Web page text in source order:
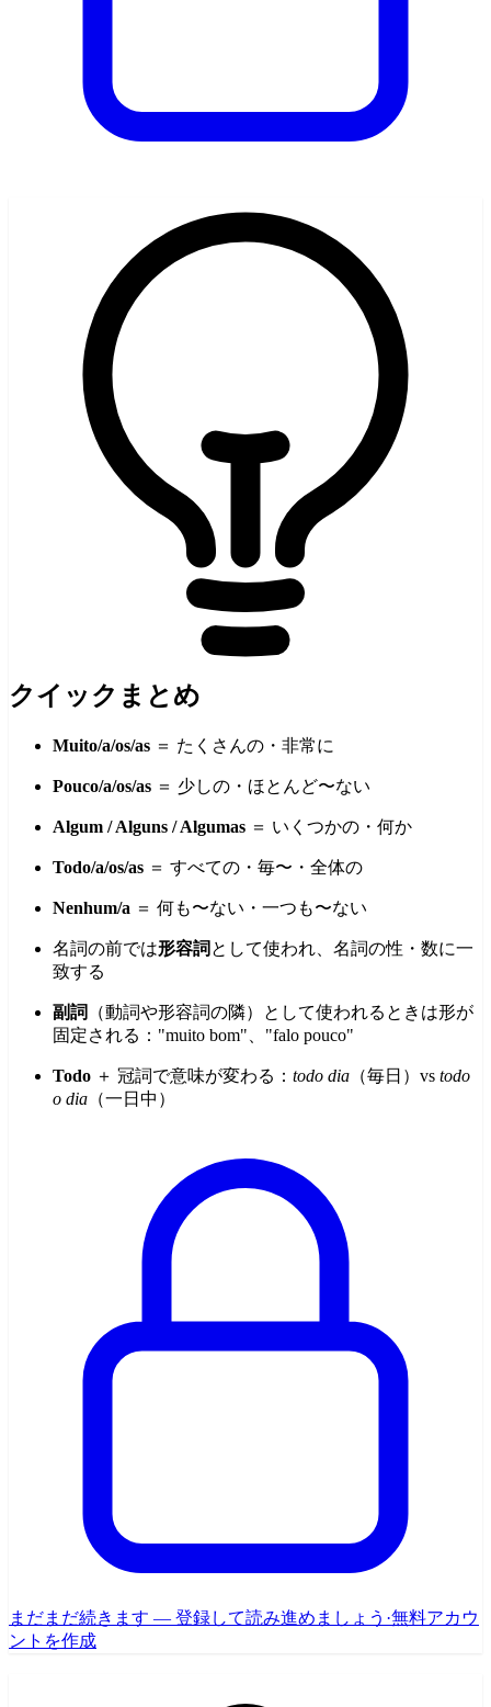
クイックまとめ
Muito/a/os/as ＝ たくさんの・非常に
Pouco/a/os/as ＝ 少しの・ほとんど〜ない
Algum / Alguns / Algumas ＝ いくつかの・何か
Todo/a/os/as ＝ すべての・毎〜・全体の
Nenhum/a ＝ 何も〜ない・一つも〜ない
名詞の前では形容詞 として使われ、名詞の性・数に一
致する
副詞
（動詞や形容詞の隣）として使われるときは形が
固定される："muito bom"、"falo pouco"
Todo ＋ 冠詞で意味が変わる： todo dia （毎日）vs todo
o dia （一日中）
まだまだ続きます — 登録して読み進めましょう ·無料アカウ
ントを作成